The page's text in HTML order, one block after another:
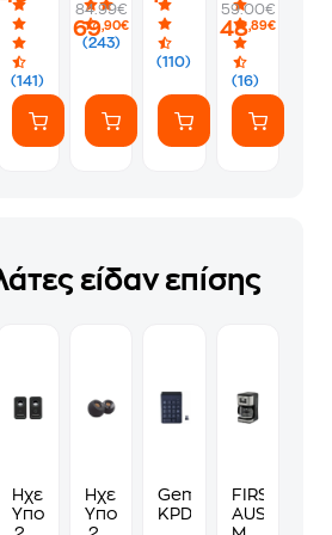
Διαθέτει
(GR)
(141)
Ποντίκι
-
Μαύρο
(243)
84.99€
69,90€
Medium
360mm
Μαύρο
(110)
ANC
-
White
(16)
59.00€
48,89€
είδαν επίσης
Ηχεία
Υπολογιστή
Ηχεία
Υπολογιστή
Gembird
KPD-
FIRST
AUSTRIA